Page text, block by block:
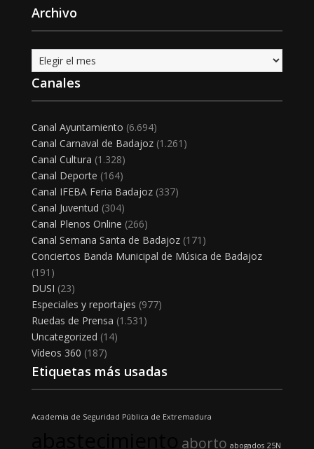
Archivo
Archivo
Canales
Canal Ayuntamiento (6.694)
Canal Carnaval de Badajoz(1.261)
Canal Cultura (1.328)
Canal Deporte (164)
Canal IFEBA Feria Badajoz(337)
Canal Juventud (304)
Canal Plenos Online (266)
Canal Semana Santa de Badajoz(171)
Conciertos Banda Municipal de Música de Badajoz
(191)
DUSI (23)
Especiales y reportajes (977)
Ruedas de Prensa (1.531)
Uncategorized (14)
Vídeos 360 (187)
Etiquetas más usadas
Academia de Seguridad Pública de Extremadura
aborto abogados 25N